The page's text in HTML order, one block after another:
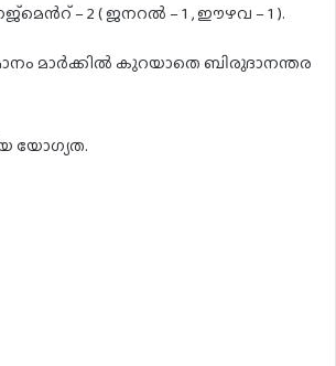
– 2 ( ജനറൽ – 1 , ഈഴവ – 1 ).
മാർക്കിൽ കുറയാതെ ബിരുദാനന്തര
യോഗ്യത.